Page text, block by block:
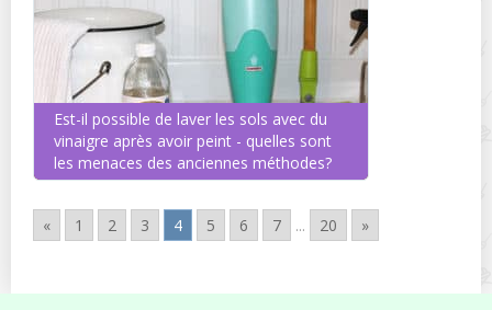
Est-il possible de laver les sols avec du
vinaigre après avoir peint - quelles sont
les menaces des anciennes méthodes?
« 1 2 3 4 5 6 7 ... 20 »